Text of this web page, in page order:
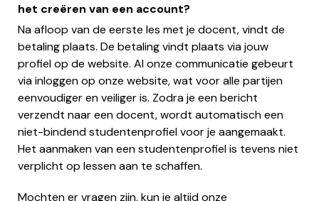
het creëren van een account?
Na afloop van de eerste les met je docent, vindt de
betaling plaats. De betaling vindt plaats via jouw
profiel op de website. Al onze communicatie gebeurt
via inloggen op onze website, wat voor alle partijen
eenvoudiger en veiliger is. Zodra je een bericht
verzendt naar een docent, wordt automatisch een
niet-bindend studentenprofiel voor je aangemaakt.
Het aanmaken van een studentenprofiel is tevens niet
verplicht op lessen aan te schaffen.
Mochten er vragen zijn, kun je altijd onze